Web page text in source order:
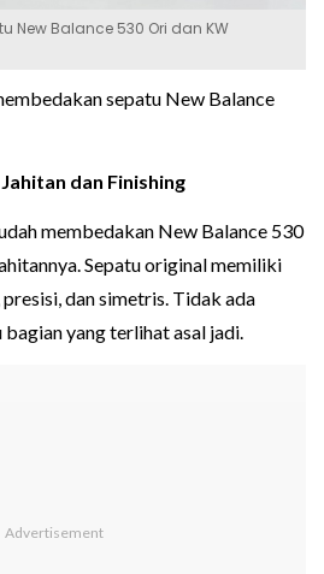
New Balance 530 Ori dan KW
sepatu New Balance
dan Finishing
membedakan New Balance 530
Sepatu original memiliki
dan simetris. Tidak ada
yang terlihat asal jadi.